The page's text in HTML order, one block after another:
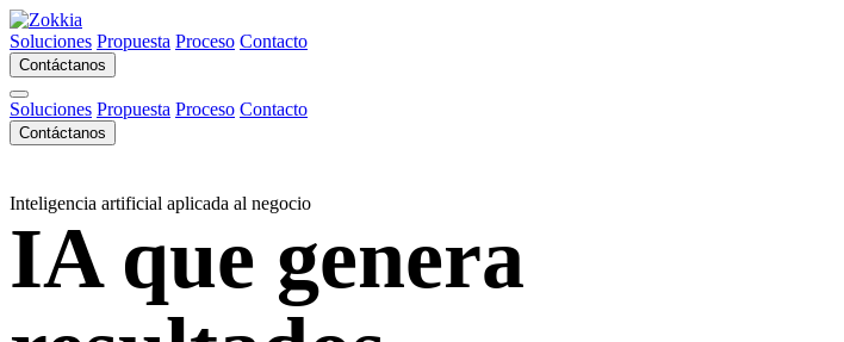
Soluciones Propuesta Proceso Contacto
Contáctanos
Soluciones Propuesta Proceso Contacto
Contáctanos
Inteligencia artificial aplicada al negocio
IA que genera